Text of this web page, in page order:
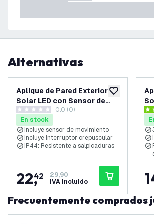
Alternativas
añadir a lista
Aplique de Pared Exterior
Solar LED con Sensor de
movimiento - Sensor
Crepuscular - Negro -
3000K - IP44
0 estrellas de puntuación
0.0 (0)
En stock
Incluye sensor de movimiento
Incluye interruptor crepuscular
IP44: Resistente a salpicaduras
22,
42
29,90
IVA incluido
4.3
Frecuentemente comprados